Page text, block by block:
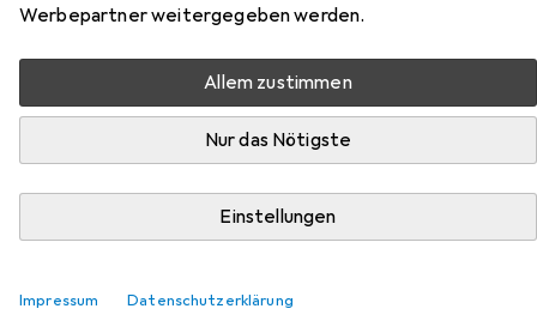
Werbepartner weitergegeben werden.
Allem zustimmen
Nur das Nötigste
Einstellungen
Impressum Datenschutzerklärung
Hier findest du passendes Zubehör zum Produkt
Natursutten Natural rubber pacifier for glass bottles,
slow flow 0m + 2 pcs aus der Kategorie Nuggi Zubehör.